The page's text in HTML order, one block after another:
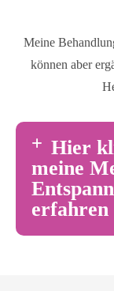
Meine
können aber
Hier
meine
erfahren